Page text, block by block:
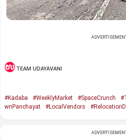
TEAM UDAYAVANI
#Kadaba #WeeklyMarket #SpaceCrunch
wnPanchayat
#LocalVendors